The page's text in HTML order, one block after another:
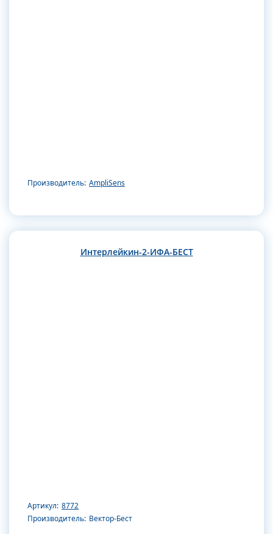
Производитель: AmpliSens
Интерлейкин-2-ИФА-БЕСТ
Артикул: 8772
Производитель: Вектор-Бест